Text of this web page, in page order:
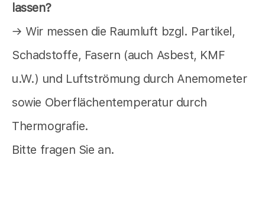
lassen?
→ Wir messen die Raumluft bzgl. Partikel,
Schadstoffe, Fasern (auch Asbest, KMF
u.W.) und Luftströmung durch Anemometer
sowie Oberflächentemperatur durch
Thermografie.
Bitte fragen Sie an.